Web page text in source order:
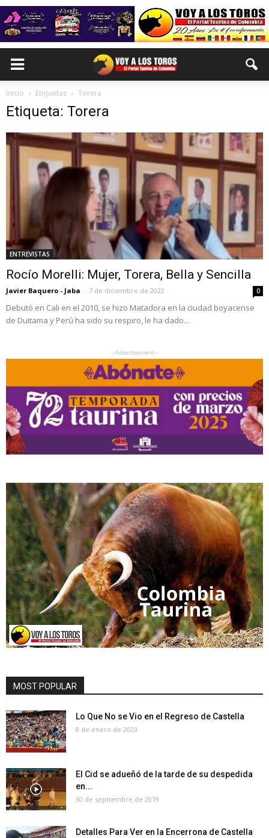
Inicio Etiquetas Torera
Etiqueta: Torera
ENTREVISTAS
Rocío Morelli: Mujer, Torera, Bella y Sencilla
Javier Baquero - Jaba - 7 de diciembre de 2022 0
Debutó en Cali en el 2010, se hizo Matadora en la ciudad boyacense
de Duitama y Perú ha sido su respiro, le ha dado...
- Advertisement -
MOST POPULAR
Lo Que No se Vio en el Regreso de Castella
8 de enero de 2023
El Cid se adueñó de la tarde de su despedida
en...
30 de septiembre de 2019
Detalles Para Ver en la Encerrona de Castella